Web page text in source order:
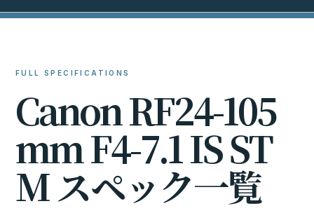
FULL SPECIFICATIONS
CanonRF24-105
mmF4-7.1ISST
Mスペック一覧